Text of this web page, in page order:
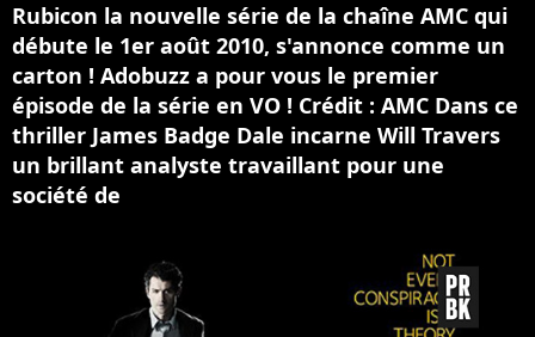
Rubicon la nouvelle série de la chaîne AMC qui
débute le 1er août 2010, s'annonce comme un
carton ! Adobuzz a pour vous le premier
épisode de la série en VO ! Crédit : AMC Dans ce
thriller James Badge Dale incarne Will Travers
un brillant analyste travaillant pour une
société de